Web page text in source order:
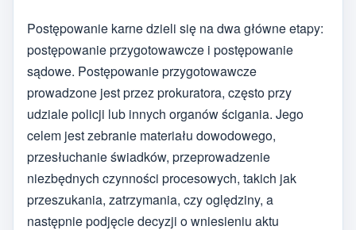
Postępowanie karne dzieli się na dwa główne etapy:
postępowanie przygotowawcze i postępowanie
sądowe. Postępowanie przygotowawcze
prowadzone jest przez prokuratora, często przy
udziale policji lub innych organów ścigania. Jego
celem jest zebranie materiału dowodowego,
przesłuchanie świadków, przeprowadzenie
niezbędnych czynności procesowych, takich jak
przeszukania, zatrzymania, czy oględziny, a
następnie podjęcie decyzji o wniesieniu aktu